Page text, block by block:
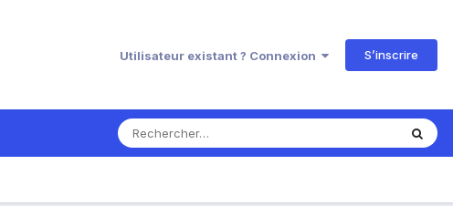
Utilisateur existant ? Connexion S’inscrire